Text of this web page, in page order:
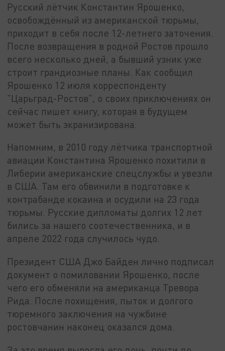
Русский лётчик Константин Ярошенко,
освобождённый из американской тюрьмы,
приходит в себя после 12-летнего заточения.
После возвращения в родной Ростов прошло
всего несколько дней, а бывший узник уже
строит грандиозные планы. Как сообщил
Ярошенко 12 июля корреспонденту
"Царьград-Ростов", о своих приключениях он
сейчас пишет книгу, которая в будущем
может быть экранизирована.
Напомним, в 2010 году лётчика транспортной
авиации Константина Ярошенко похитили в
Либерии американские спецслужбы и увезли
в США. Там его обвинили в подготовке к
контрабанде кокаина и осудили на 23 года
тюрьмы. Русские дипломаты долгих 12 лет
бились за нашего соотечественника, и в
апреле 2022 года случилось чудо.
Президент США Джо Байден лично подписал
документ о помиловании Ярошенко, после
чего его обменяли на американца Тревора
Рида. После похищения, пыток и долгого
тюремного заключения на чужбине
ростовчанин наконец оказался дома.